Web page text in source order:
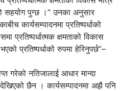
सहयोग पुग्छ ।” उनका अनुसार
कार्यसम्पादनमा प्रतिष्पर्धाको
क्षमताको विकास
प्रतिष्पर्धाको रुपमा हेरिनुपर्छ”–
गरेको नतिजालाई आधार मान्दा
देखिएको छैन । कार्यसम्पादनमा अझै पनि